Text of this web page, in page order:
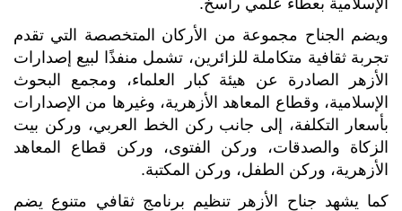
ويضم الجناح مجموعة من الأركان المتخصصة التي تقدم
تجربة ثقافية متكاملة للزائرين، تشمل منفذًا لبيع إصدارات
الأزهر الصادرة عن هيئة كبار العلماء، ومجمع البحوث
الإسلامية، وقطاع المعاهد الأزهرية، وغيرها من الإصدارات
بأسعار التكلفة، إلى جانب ركن الخط العربي، وركن بيت
الزكاة والصدقات، وركن الفتوى، وركن قطاع المعاهد
الأزهرية، وركن الطفل، وركن المكتبة.
كما يشهد جناح الأزهر تنظيم برنامج ثقافي متنوع يضم